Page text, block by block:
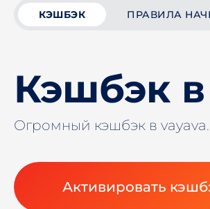
КЭШБЭК ПРАВИЛА
Кэшбэк
Огромный кэшбэк в
Активировать